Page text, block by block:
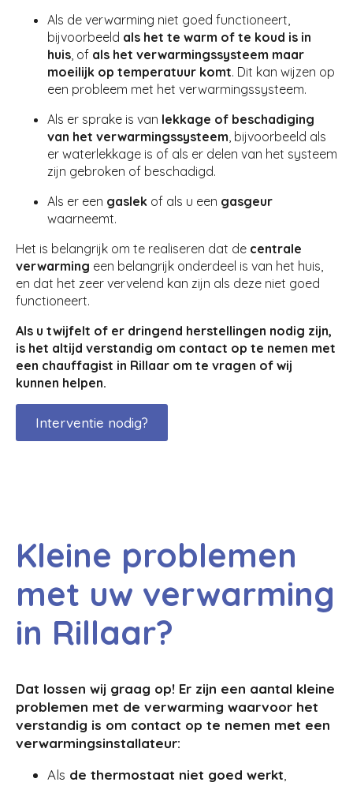
Als de verwarming niet goed functioneert,
bijvoorbeeld als het te warm of te koud is in
huis, of als het verwarmingssysteem maar
moeilijk op temperatuur komt. Dit kan wijzen op
een probleem met het verwarmingssysteem.
Als er sprake is van lekkage of beschadiging
van het verwarmingssysteem, bijvoorbeeld als
er waterlekkage is of als er delen van het systeem
zijn gebroken of beschadigd.
Als er een gaslek of als u een gasgeur
waarneemt.
Het is belangrijk om te realiseren dat de centrale
verwarming een belangrijk onderdeel is van het huis,
en dat het zeer vervelend kan zijn als deze niet goed
functioneert.
Als u twijfelt of er dringend herstellingen nodig zijn,
is het altijd verstandig om contact op te nemen met
een chauffagist in Rillaar om te vragen of wij
kunnen helpen.
Interventie nodig?
Kleine problemen
met uw verwarming
in Rillaar?
Dat lossen wij graag op! Er zijn een aantal kleine
problemen met de verwarming waarvoor het
verstandig is om contact op te nemen met een
verwarmingsinstallateur:
Als de thermostaat niet goed werkt